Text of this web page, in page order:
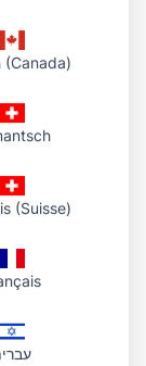
何明示或默示
營運者對您使
。我們之總責
之金額（若未
(Canada)
(Suisse)